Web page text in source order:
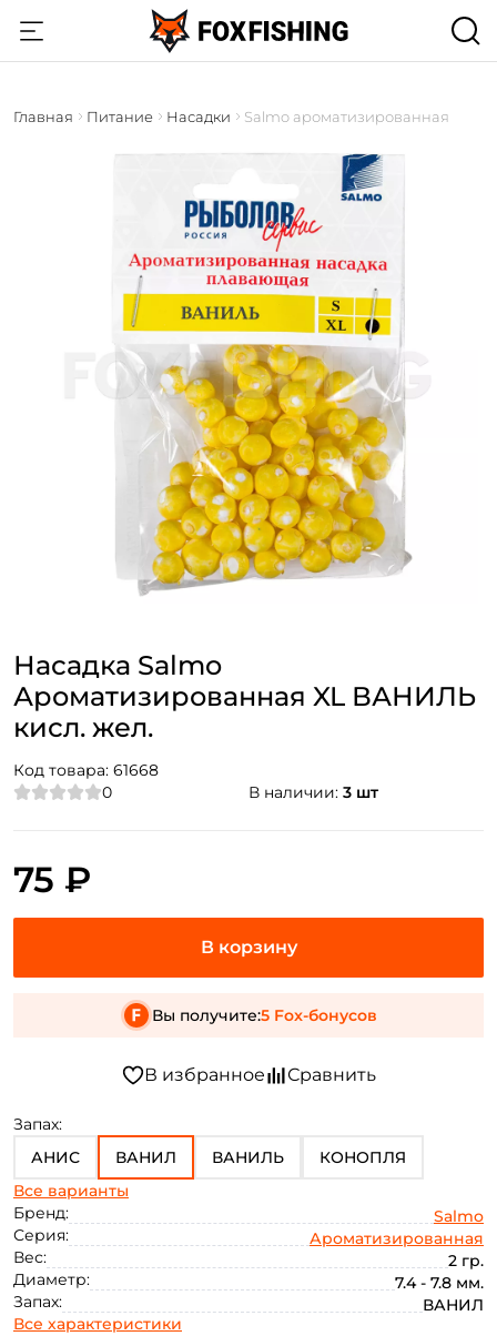
Главная Питание Насадки Salmo ароматизированная
Насадка Salmo
Ароматизированная XL ВАНИЛЬ
кисл. жел.
Код товара: 61668
0
В наличии: 3 шт
Запах:
АНИС
ВАНИЛ ВАНИЛЬ КОНОПЛЯ
ЧЕСНОК
Все варианты
Бренд:
Salmo
Серия:
Ароматизированная
Вес:
2 гр.
Диаметр:
7.4 - 7.8 мм.
Запах:
ВАНИЛ
Все характеристики
75 ₽
Вы получите:5 Fox-бонусов